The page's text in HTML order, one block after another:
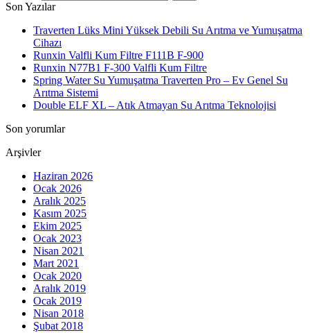
Son Yazılar
Traverten Lüks Mini Yüksek Debili Su Arıtma ve Yumuşatma
Cihazı
Runxin Valfli Kum Filtre F111B F-900
Runxin N77B1 F-300 Valfli Kum Filtre
Spring Water Su Yumuşatma Traverten Pro – Ev Genel Su
Arıtma Sistemi
Double ELF XL – Atık Atmayan Su Arıtma Teknolojisi
Son yorumlar
Arşivler
Haziran 2026
Ocak 2026
Aralık 2025
Kasım 2025
Ekim 2025
Ocak 2023
Nisan 2021
Mart 2021
Ocak 2020
Aralık 2019
Ocak 2019
Nisan 2018
Şubat 2018